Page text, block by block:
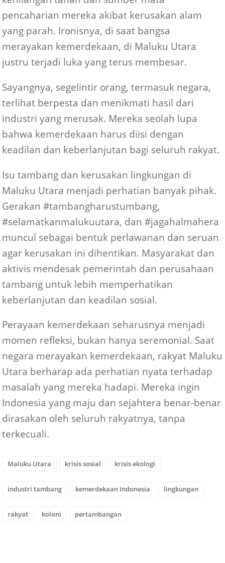
pencaharian mereka akibat kerusakan alam
yang parah. Ironisnya, di saat bangsa
merayakan kemerdekaan, di Maluku Utara
justru terjadi luka yang terus membesar.
Sayangnya, segelintir orang, termasuk negara,
terlihat berpesta dan menikmati hasil dari
industri yang merusak. Mereka seolah lupa
bahwa kemerdekaan harus diisi dengan
keadilan dan keberlanjutan bagi seluruh rakyat.
Isu tambang dan kerusakan lingkungan di
Maluku Utara menjadi perhatian banyak pihak.
Gerakan #tambangharustumbang,
#selamatkanmalukuutara, dan #jagahalmahera
muncul sebagai bentuk perlawanan dan seruan
agar kerusakan ini dihentikan. Masyarakat dan
aktivis mendesak pemerintah dan perusahaan
tambang untuk lebih memperhatikan
keberlanjutan dan keadilan sosial.
Perayaan kemerdekaan seharusnya menjadi
momen refleksi, bukan hanya seremonial. Saat
negara merayakan kemerdekaan, rakyat Maluku
Utara berharap ada perhatian nyata terhadap
masalah yang mereka hadapi. Mereka ingin
Indonesia yang maju dan sejahtera benar-benar
dirasakan oleh seluruh rakyatnya, tanpa
terkecuali.
Maluku Utara krisis sosial krisis ekologi
industri tambang kemerdekaan Indonesia lingkungan
rakyat koloni pertambangan